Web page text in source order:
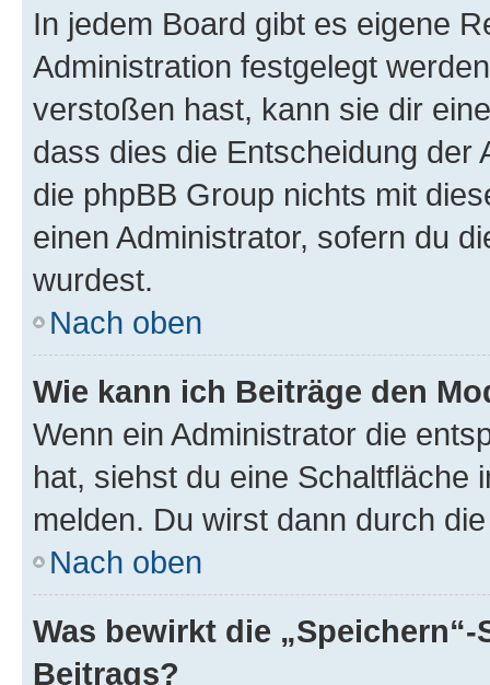
In jedem Board gibt es eigene
Administration festgelegt
verstoßen hast, kann sie dir
dass dies die Entscheidung der
die phpBB Group nichts mit
einen Administrator, sofern du
wurdest.
Nach oben
Wie kann ich Beiträge den
Wenn ein Administrator die
hat, siehst du eine Schaltfläche
melden. Du wirst dann durch
Nach oben
Was bewirkt die
Beitrags?